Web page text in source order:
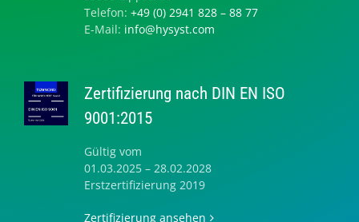
Telefon: +49 (0) 2941 828 – 88 77
E-Mail: info@hysyst.com
Zertifizierung nach DIN EN ISO
9001:2015
Gültig vom
01.03.2025 – 28.02.2028
Erstzertifizierung 2019
Zertifizierung ansehen